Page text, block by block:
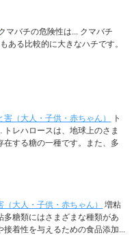
マバチの危険性は... クマバチ
ある比較的に大きなハチです。
害（大人・子供・赤ちゃん）
ト
トレハロースは、地球上のさま
在する糖の一種です。また、多
大人・子供・赤ちゃん）
増粘
多糖類にはさまざまな種類があ
着性を与えるための食品添加...